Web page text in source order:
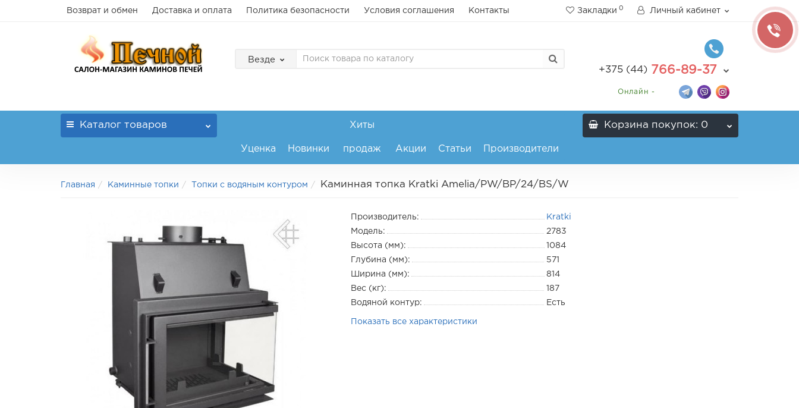
Возврат и обмен Доставка и оплата Политика безопасности Условия соглашения Контакты Закладки 0 Личный кабинет
Везде
+375 (44) 766-89-37
Онлайн -
Каталог товаров
Уценка Новинки
Хиты
продаж Акции Статьи Производители
Корзина покупок: 0
Главная Каминные топки Топки с водяным контуром Каминная топка Kratki Amelia/PW/BP/24/BS/W
Производитель:
Kratki
Модель:
2783
Высота (мм):
1084
Глубина (мм):
571
Ширина (мм):
814
Вес (кг):
187
Водяной контур:
Есть
Показать все характеристики